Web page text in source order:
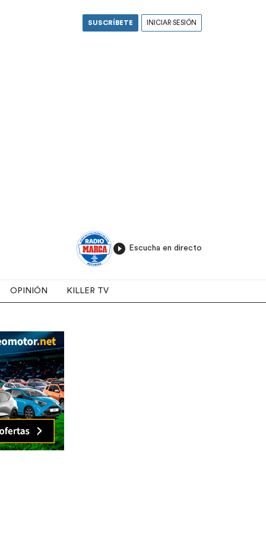
SUSCRÍBETE INICIAR SESIÓN
Escucha en directo
OPINIÓN KILLER TV